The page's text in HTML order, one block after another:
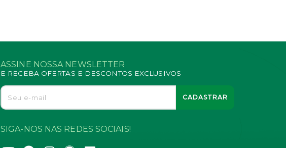
ASSINE NOSSA NEWSLETTER
E RECEBA OFERTAS E DESCONTOS EXCLUSIVOS
CADASTRAR
SIGA-NOS NAS REDES SOCIAIS!